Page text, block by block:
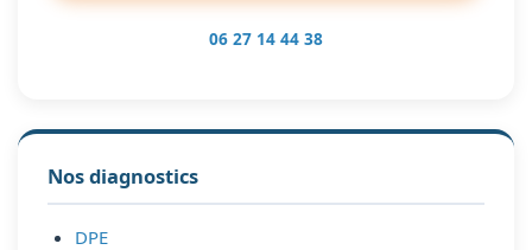
06 27 14 44 38
Nos diagnostics
DPE